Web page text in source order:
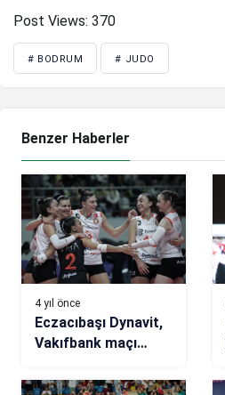
Post Views: 370
# BODRUM # JUDO
Benzer Haberler
4 yıl önce
Eczacıbaşı Dynavit,
Vakıfbank maçı